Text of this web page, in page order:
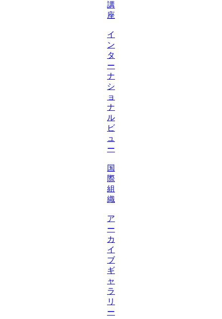
講
座
イ
ン
タ
ー
ナ
シ
ョ
ナ
ル
ビ
ュ
ー
国
際
組
織
ア
ー
カ
イ
ブ
ギ
ャ
ラ
リ
ー